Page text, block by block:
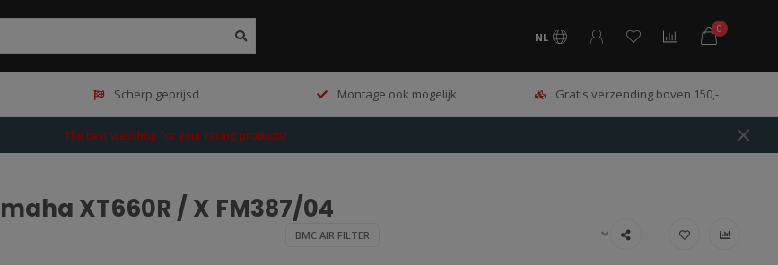
NL
0
Scherp geprijsd Montage ook mogelijk Gratis verzending boven 150,-
The best webshop for your racing products!
XT660R / X FM387/04
BMC AIR FILTER